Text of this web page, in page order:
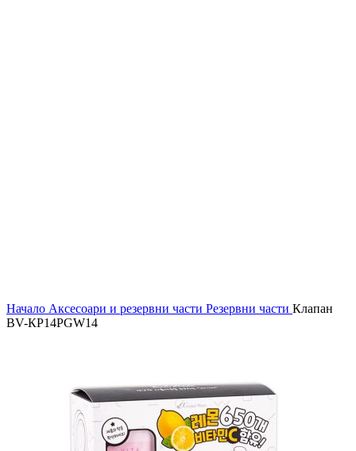
Начало Аксесоари и резервни части Резервни части Клапан
BV-КР14PGW14